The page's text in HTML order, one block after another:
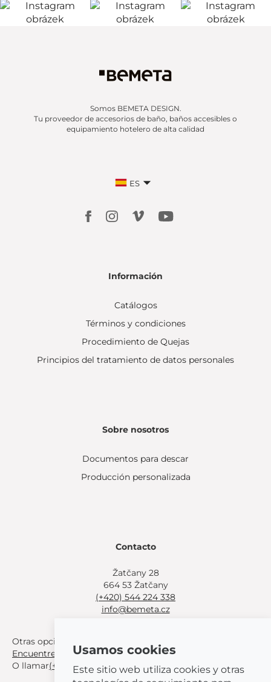
Somos BEMETA DESIGN.
Tu proveedor de accesorios de baño, baños accesibles o
equipamiento hotelero de alta calidad
ES
Información
Catálogos
Términos y condiciones
Procedimiento de Quejas
Principios del tratamiento de datos personales
Sobre nosotros
Documentos para descar
Producción personalizada
Contacto
Žatčany 28
664 53 Žatčany
(+420) 544 224 338
info@bemeta.cz
Otras opciones de compra:
Encuentre un distribuidor cerca de usted
O llamar(+420) 544 224 338.
Usamos cookies
Este sitio web utiliza cookies y otras